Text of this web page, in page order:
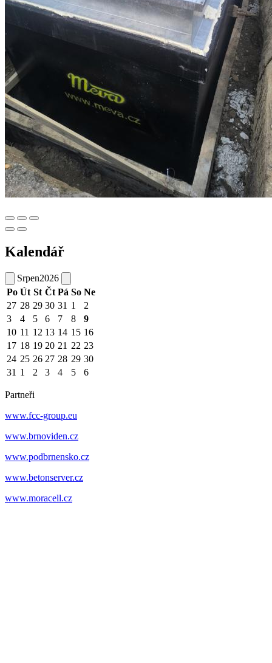
Kalendář
Srpen2026
Po Út St Čt Pá So Ne
27 28 29 30 31 1
2
3
4 5 6 7 8
9
10 11 12 13 14 15 16
17 18 19 20 21 22 23
24 25 26 27 28 29 30
31 1 2 3 4 5 6
Partneři
www.fcc-group.eu
www.brnoviden.cz
www.podbrnensko.cz
www.betonserver.cz
www.moracell.cz